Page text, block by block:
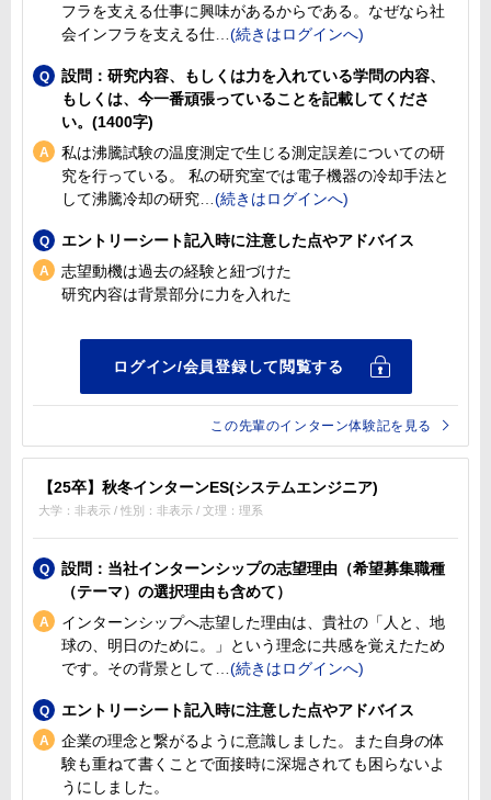
フラを支える仕事に興味があるからである。なぜなら社
会インフラを支える仕
設問：研究内容、もしくは力を入れている学問の内容、
もしくは、今一番頑張っていることを記載してくださ
い。(1400字)
私は沸騰試験の温度測定で生じる測定誤差についての研
究を行っている。 私の研究室では電子機器の冷却手法と
して沸騰冷却の研究
エントリーシート記入時に注意した点やアドバイス
志望動機は過去の経験と紐づけた
研究内容は背景部分に力を入れた
この先輩のインターン体験記を見る
【25卒】秋冬インターンES(システムエンジニア)
大学：非表示 / 性別：非表示 / 文理：理系
設問：当社インターンシップの志望理由（希望募集職種
（テーマ）の選択理由も含めて）
インターンシップへ志望した理由は、貴社の「人と、地
球の、明日のために。」という理念に共感を覚えたため
です。その背景として
エントリーシート記入時に注意した点やアドバイス
企業の理念と繋がるように意識しました。また自身の体
験も重ねて書くことで面接時に深堀されても困らないよ
うにしました。